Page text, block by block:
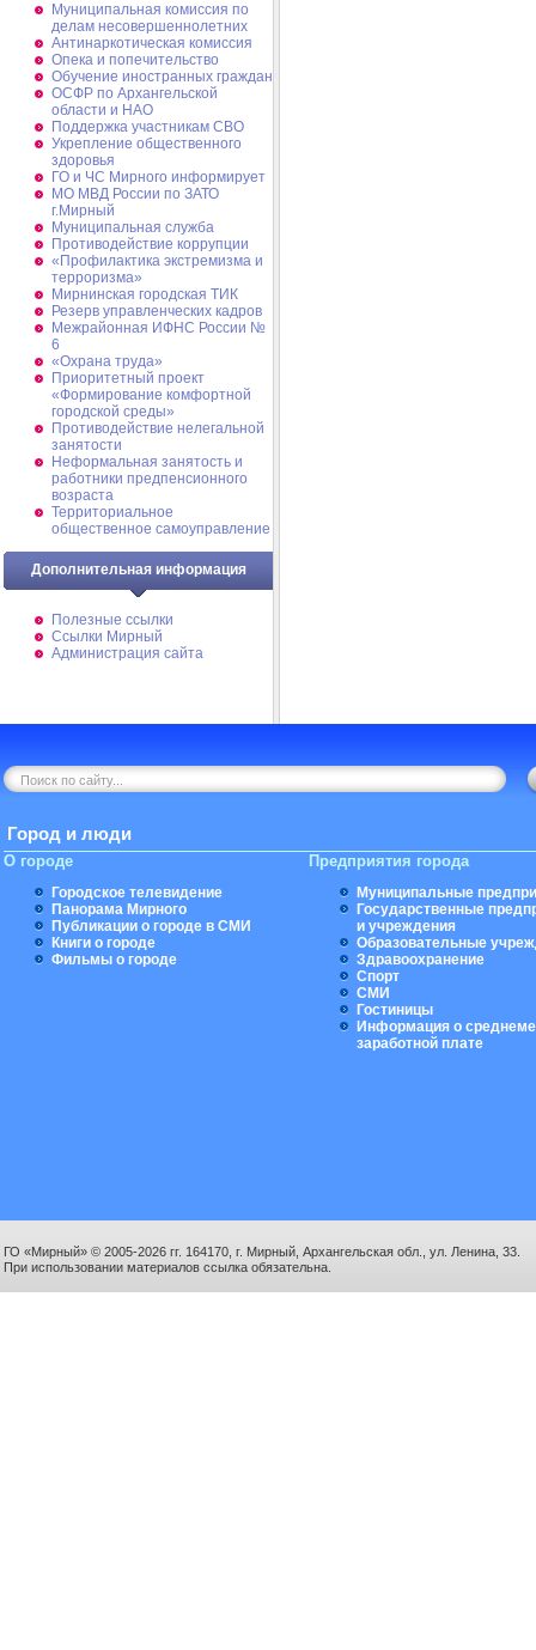
Муниципальная комиссия по
делам несовершеннолетних
Антинаркотическая комиссия
Опека и попечительство
Обучение иностранных граждан
ОСФР по Архангельской
области и НАО
Поддержка участникам СВО
Укрепление общественного
здоровья
ГО и ЧС Мирного информирует
МО МВД России по ЗАТО
г.Мирный
Муниципальная cлужба
Противодействие коррупции
«Профилактика экстремизма и
терроризма»
Мирнинская городская ТИК
Резерв управленческих кадров
Межрайонная ИФНС России №
6
«Охрана труда»
Приоритетный проект
«Формирование комфортной
городской среды»
Противодействие нелегальной
занятости
Неформальная занятость и
работники предпенсионного
возраста
Территориальное
общественное самоуправление
Дополнительная информация
Полезные ссылки
Ссылки Мирный
Администрация сайта
Город и люди
О городе
Городское телевидение
Панорама Мирного
Публикации о городе в СМИ
Книги о городе
Фильмы о городе
Предприятия города
Муниципальные
Государственные
и учреждения
Образовательные
Здравоохранение
Спорт
СМИ
Гостиницы
Информация о
заработной плате
ГО «Мирный» © 2005-2026 гг. 164170, г. Мирный, Архангельская обл., ул. Ленина, 33.
При использовании материалов ссылка обязательна.